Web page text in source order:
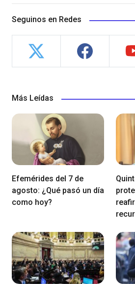
Seguinos en Redes
Más Leídas
Efemérides del 7 de
agosto: ¿Qué pasó un día
como hoy?